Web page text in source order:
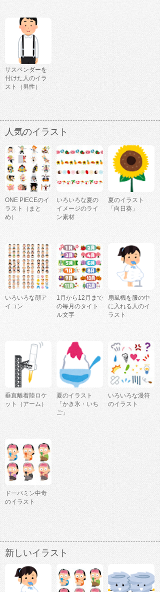
サスペンダーを
付けた人のイラ
スト（男性）
人気のイラスト
ONE PIECEのイ
ラスト（まと
め）
いろいろな夏の
イメージのライ
ン素材
夏のイラスト
「向日葵」
いろいろな顔ア
イコン
1月から12月まで
の毎月のタイト
ル文字
扇風機を服の中
に入れる人のイ
ラスト
垂直離着陸ロケ
ット（アーム）
夏のイラスト
「かき氷・いち
ご」
いろいろな漫符
のイラスト
ドーパミン中毒
のイラスト
新しいイラスト